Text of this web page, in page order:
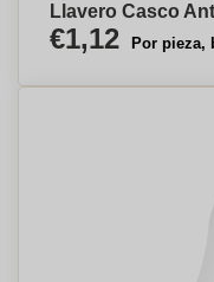
Llavero Casco
€1,12 Por pieza,